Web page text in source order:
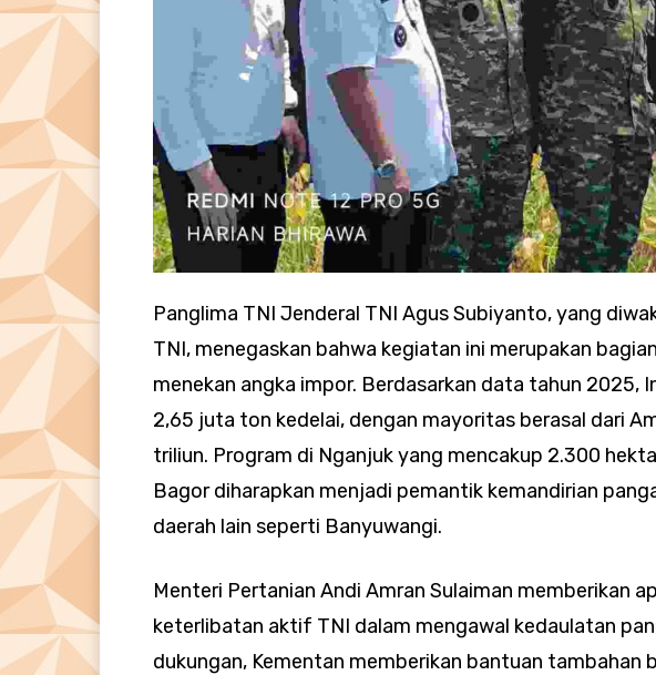
​Panglima TNI Jenderal TNI Agus Subiyanto, yang
TNI, menegaskan bahwa kegiatan ini merupakan
menekan angka impor. Berdasarkan data tahun 2025,
2,65 juta ton kedelai, dengan mayoritas berasal dari
triliun. Program di Nganjuk yang mencakup 2.300
Bagor diharapkan menjadi pemantik kemandirian
daerah lain seperti Banyuwangi.
​Menteri Pertanian Andi Amran Sulaiman memberikan
keterlibatan aktif TNI dalam mengawal kedaulatan
dukungan, Kementan memberikan bantuan tambahan